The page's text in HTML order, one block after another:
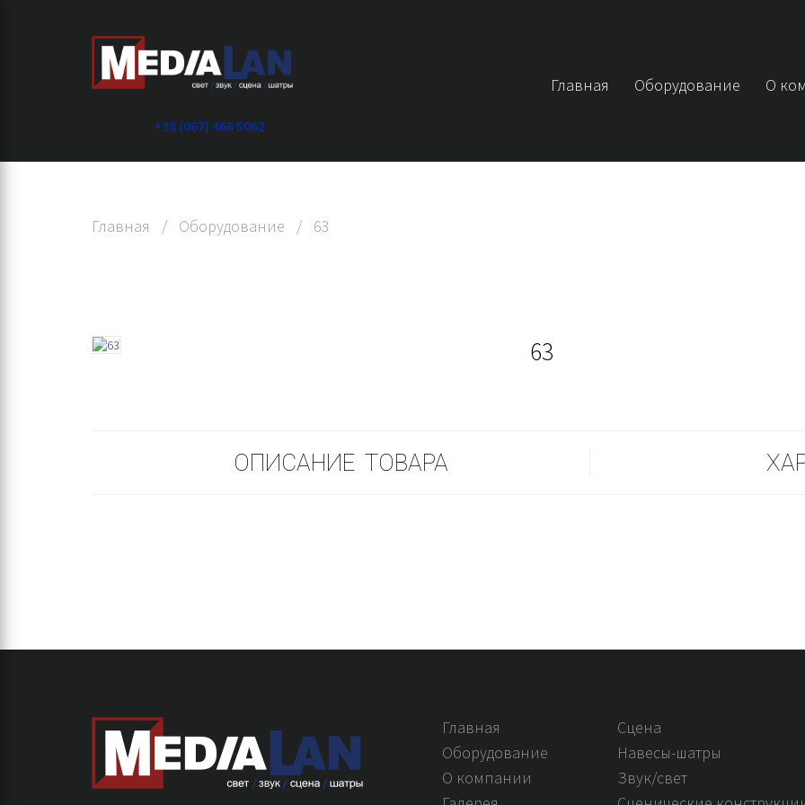
+38 (067) 466 5062
Главная Оборудование О
Главная / Оборудование / 63
63
ОПИСАНИЕ ТОВАРА
Главная
Оборудование
О компании
Сцена
Навесы-шатры
Звук/свет